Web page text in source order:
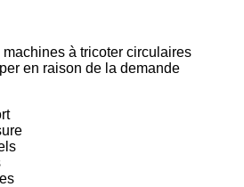
à tricoter circulaires
en raison de la demande